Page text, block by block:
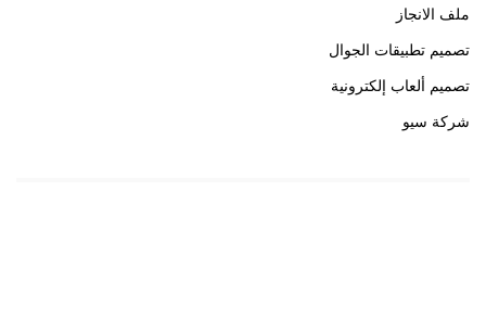
ملف الانجاز
تصميم تطبيقات الجوال
تصميم ألعاب إلكترونية
شركة سيو